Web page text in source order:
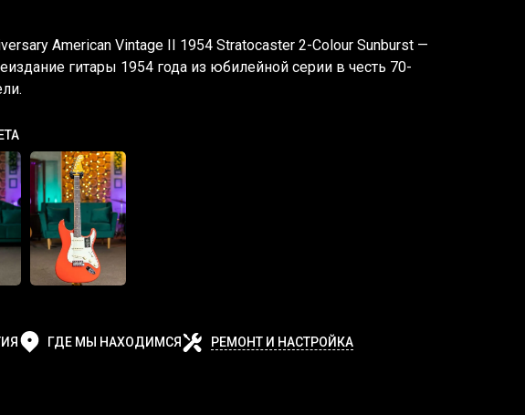
American Vintage II 1954 Stratocaster 2-Colour Sunburst —
гитары 1954 года из юбилейной серии в честь 70-
ГДЕ МЫ НАХОДИМСЯ РЕМОНТ И НАСТРОЙКА